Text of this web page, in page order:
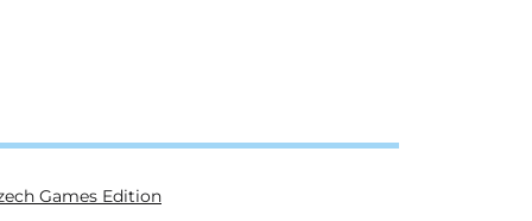
Games Edition